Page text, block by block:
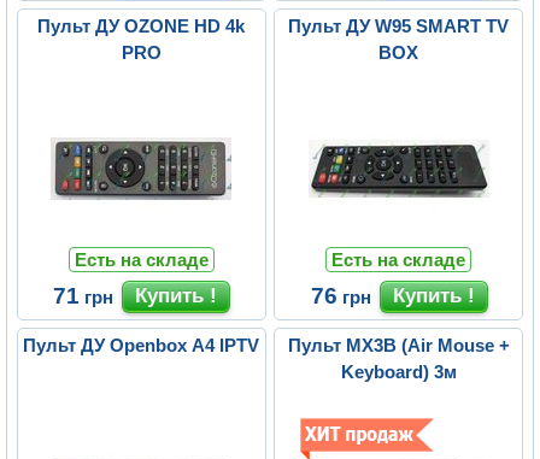
Пульт ДУ OZONE HD 4k
PRO
Есть на складе
71 грн
Пульт ДУ W95 SMART TV
BOX
Есть на складе
76 грн
Пульт ДУ Openbox A4 IPTV
Пульт MX3B (Air Mouse +
Keyboard) 3м